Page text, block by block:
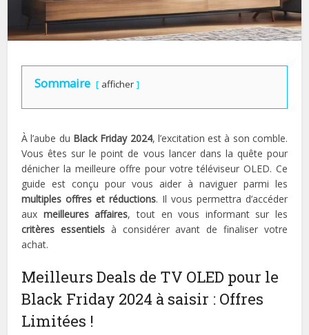
Sommaire afficher
À l’aube du Black Friday 2024, l’excitation est à son comble.
Vous êtes sur le point de vous lancer dans la quête pour
dénicher la meilleure offre pour votre téléviseur OLED. Ce
guide est conçu pour vous aider à naviguer parmi les
multiples offres et réductions. Il vous permettra d’accéder
aux meilleures affaires, tout en vous informant sur les
critères essentiels à considérer avant de finaliser votre
achat.
Meilleurs Deals de TV OLED pour le
Black Friday 2024 à saisir : Offres
Limitées !